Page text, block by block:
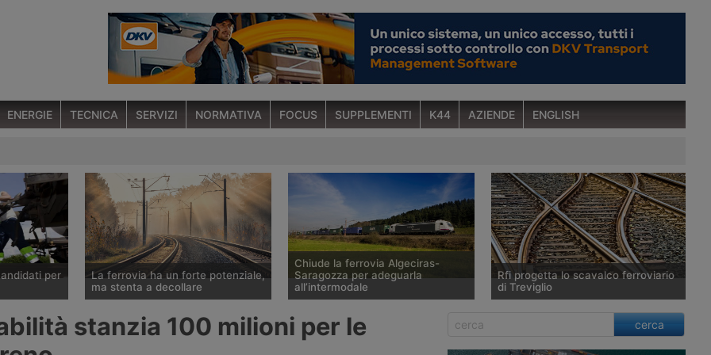
ENERGIE TECNICA SERVIZI NORMATIVA FOCUS SUPPLEMENTI K44 AZIENDE ENGLISH
per
Rail
La ferrovia ha un forte potenziale,
ma stenta a decollare
futuro del trasporto ferroviario
Chiude la ferrovia Algeciras-
Saragozza per adeguarla
all’intermodale
di potenziamento delle
infrastrutture ferroviarie,
Rfi progetta lo scavalco ferroviario
di Treviglio
Rfi si rende conto a distanza di
vent’anni di avere fatto un errore di
stanzia 100 milioni per le
cerca